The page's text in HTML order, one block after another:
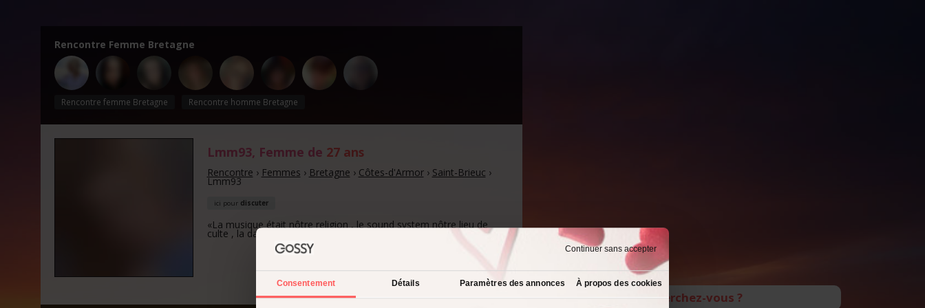
Continuer sans accepter
Consentement Détails Paramètres des annonces À propos des cookies
Rencontre Femme Bretagne
Rencontre femme Bretagne Rencontre homme Bretagne
Lmm93, Femme de 27 ans
Rencontre › Femmes › Bretagne › Côtes-d'Armor› Saint-Brieuc ›
Lmm93
ici pour discuter
«La musique était nôtre religion , le sound system nôtre lieu de
culte , la danse nôtre unique prière.»???
Que recherchez-vous ?